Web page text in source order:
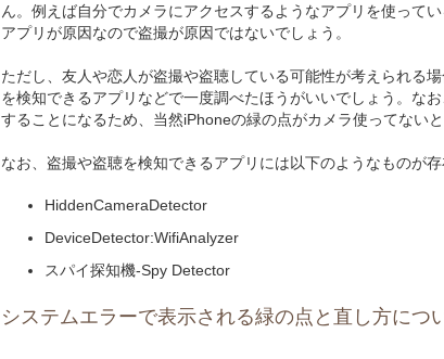
ん。例えば自分でカメラにアクセスするようなアプリを使って
アプリが原因なので盗撮が原因ではないでしょう。
ただし、友人や恋人が盗撮や盗聴している可能性が考えられる
を検知できるアプリなどで一度調べたほうがいいでしょう。な
することになるため、当然iPhoneの緑の点がカメラ使ってないと
なお、盗撮や盗聴を検知できるアプリには以下のようなものが存
HiddenCameraDetector
DeviceDetector:WifiAnalyzer
スパイ探知機-Spy Detector
システムエラーで表示される緑の点と直し方につ